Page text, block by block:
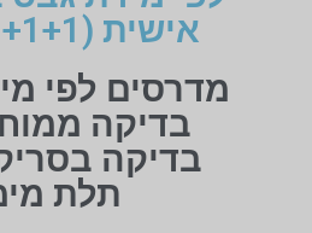
אישית (1+1+1 חינם)
מדרסים לפי
בדיקה
בדיקה
תלת